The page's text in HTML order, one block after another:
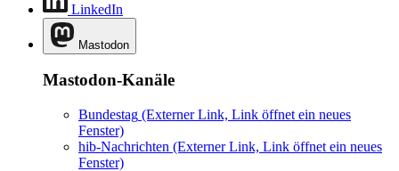
LinkedIn
Mastodon
Mastodon-Kanäle
Bundestag (Externer Link, Link öffnet ein neues
Fenster)
hib-Nachrichten (Externer Link, Link öffnet ein neues
Fenster)